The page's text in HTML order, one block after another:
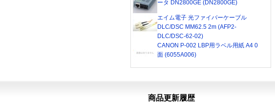
ータ DN2800GE (DN2800GE)
エイム電子 光ファイバーケーブル
DLC/DSC MM62.5 2m (AFP2-
DLC/DSC-62-02)
CANON P-002 LBP用ラベル用紙 A4 0
面 (6055A006)
商品更新履歴